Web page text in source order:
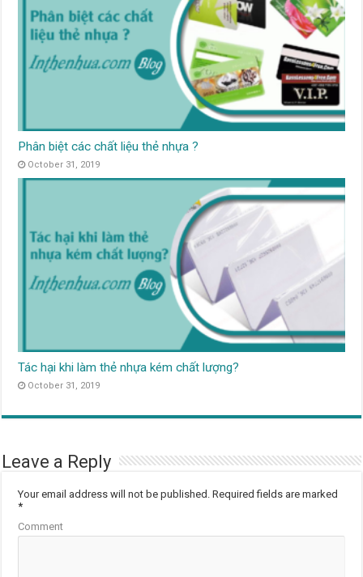
Phân biệt các chất liệu thẻ nhựa ?
October 31, 2019
Tác hại khi làm thẻ nhựa kém chất lượng?
October 31, 2019
Leave a Reply
Your email address will not be published. Required fields are marked
*
Comment